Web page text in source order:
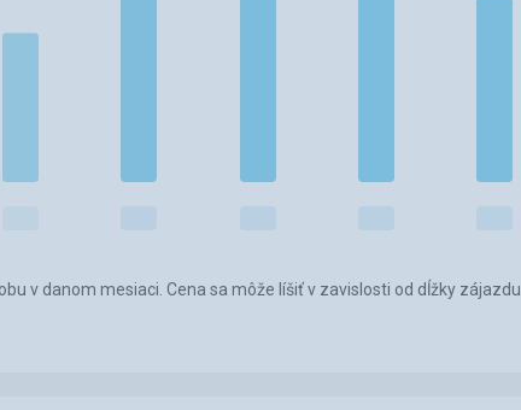
v danom mesiaci. Cena sa môže líšiť v zavislosti od dĺžky zájazdu.